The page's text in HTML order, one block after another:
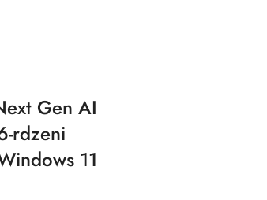
Gen AI
rdzeni
11